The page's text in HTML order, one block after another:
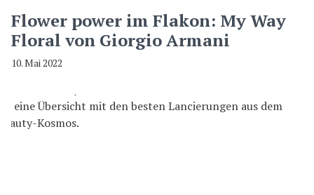
Flower power im Flakon: My Way
Floral von Giorgio Armani
10. Mai 2022